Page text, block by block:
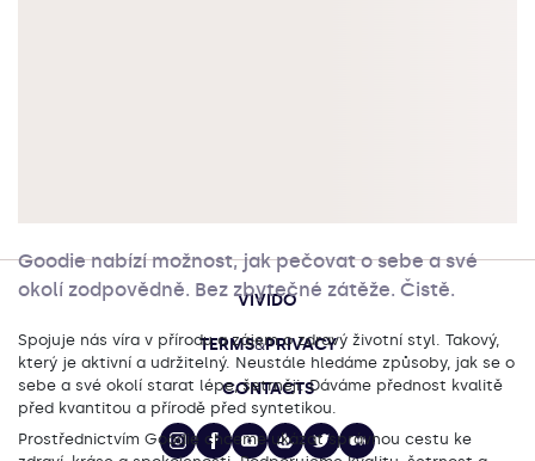
Goodie nabízí možnost, jak pečovat o sebe a své
okolí zodpovědně. Bez zbytečné zátěže. Čistě.
Spojuje nás víra v přírodu a zájem o zdravý životní styl. Takový,
který je aktivní a udržitelný. Neustále hledáme způsoby, jak se o
sebe a své okolí starat lépe, šetrněji. Dáváme přednost kvalitě
před kvantitou a přírodě před syntetikou.
Prostřednictvím Goodie chceme ukázat správnou cestu ke
VIVIDO
TERMS&PRIVACY
CONTACTS